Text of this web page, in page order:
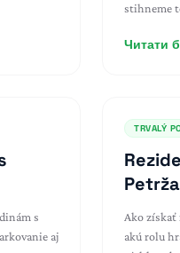
stihneme
Читати
s
aj
TRVALÝ
Ako získať
akú rolu